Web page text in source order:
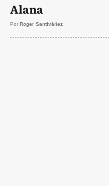
Alana
Por Roger Santiváñez